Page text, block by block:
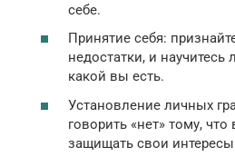
себе.
Принятие себя:
недостатки, и научитесь
какой вы есть.
Установление личных
говорить «нет» тому,
защищать свои